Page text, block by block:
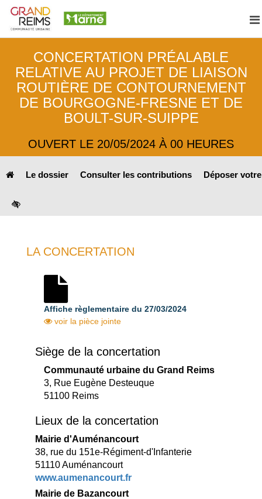
CONCERTATION PRÉALABLE
RELATIVE AU PROJET DE LIAISON
ROUTIÈRE DE CONTOURNEMENT
DE BOURGOGNE-FRESNE ET DE
BOULT-SUR-SUIPPE
OUVERT LE 20/05/2024 À 00 HEURES
Le dossier Consulter les contributions Déposer
LA CONCERTATION
Affiche règlementaire du 27/03/2024
voir la pièce jointe
Siège de la concertation
Communauté urbaine du Grand Reims
3, Rue Eugène Desteuque
51100 Reims
Lieux de la concertation
Mairie d'Auménancourt
38, rue du 151e-Régiment-d'Infanterie
51110 Auménancourt
www.aumenancourt.fr
Mairie de Bazancourt